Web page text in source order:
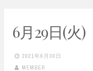
6月29日(
2021年6月30日
MEMBER